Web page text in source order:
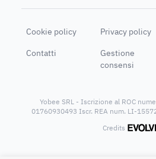
Cookie policy Privacy policy
Contatti
Gestione
consensi
Yobee SRL - Iscrizione al ROC
01760930493 Iscr. REA num. LI-
Credits